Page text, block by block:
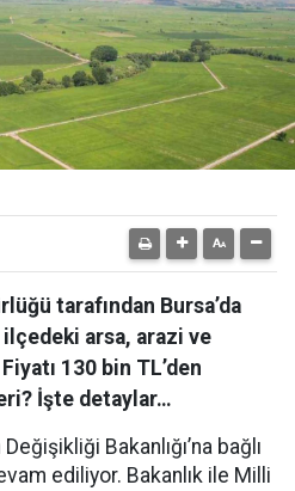
tarafından Bursa’da
ilçedeki arsa, arazi ve
130 bin TL’den
İşte detaylar…
Bakanlığı’na bağlı
ediliyor. Bakanlık ile Milli